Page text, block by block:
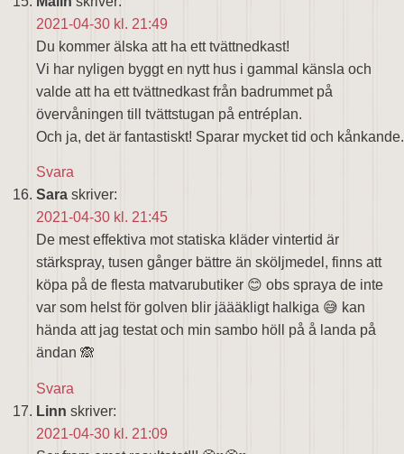
2021-04-30 kl. 21:49
Du kommer älska att ha ett tvättnedkast!
Vi har nyligen byggt en nytt hus i gammal känsla och
valde att ha ett tvättnedkast från badrummet på
övervåningen till tvättstugan på entréplan.
Och ja, det är fantastiskt! Sparar mycket tid och kånkande.
Svara
Sara skriver:
2021-04-30 kl. 21:45
De mest effektiva mot statiska kläder vintertid är
stärkspray, tusen gånger bättre än sköljmedel, finns att
köpa på de flesta matvarubutiker 😊 obs spraya de inte
var som helst för golven blir jäääkligt halkiga 😅 kan
hända att jag testat och min sambo höll på å landa på
ändan 🙈
Svara
Linn skriver:
2021-04-30 kl. 21:09